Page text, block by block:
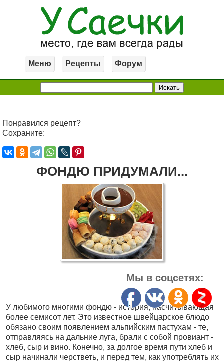
Меню Рецепты Форум
Понравился рецепт?
Сохраните:
ФОНДЮ ПРИДУМАЛИ...
Мы в соцсетях:
У любимого многими фондю - история, насчитывающая
более семисот лет. Это известное швейцарское блюдо
обязано своим появлением альпийским пастухам - те,
отправляясь на дальние луга, брали с собой провиант -
хлеб, сыр и вино. Конечно, за долгое время пути хлеб и
сыр начинали черстветь, и перед тем, как употреблять их